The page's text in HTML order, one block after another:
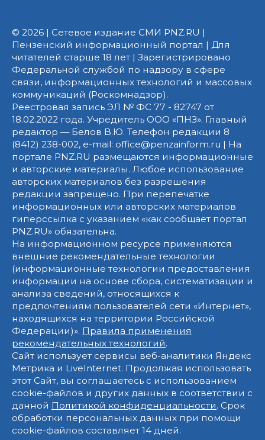
© 2026 | Сетевое издание СМИ PNZ.RU |
Пензенский информационный портал | Для
читателей старше 18 лет | Зарегистрировано
Федеральной службой по надзору в сфере
связи, информационных технологий и массовых
коммуникаций (Роскомнадзор).
Реестровая запись ЭЛ № ФС 77 - 82747 от
18.02.2022 года. Учредитель ООО «ПНЗ». Главный
редактор — Белов В.Ю. Телефон редакции 8
(8412) 238-002, e-mail: office@penzainform.ru | На
портале PNZ.RU размещаются информационные
и авторские материалы. Любое использование
авторских материалов без разрешения
редакции запрещено. При перепечатке
информационных или авторских материалов
гиперссылка с указанием «как сообщает портал
PNZ.RU» обязательна.
На информационном ресурсе применяются
внешние рекомендательные технологии
(информационные технологии предоставления
информации на основе сбора, систематизации и
анализа сведений, относящихся к
предпочтениям пользователей сети «Интернет»,
находящихся на территории Российской
Федерации)». Правила применения
рекомендательных технологий.
Сайт использует сервисы веб-аналитики Яндекс
Метрика и LiveInternet. Продолжая использовать
этот Сайт, вы соглашаетесь с использованием
cookie-файлов и других данных в соответствии с
данной Политикой конфиденциальности. Срок
обработки персональных данных при помощи
cookie-файлов составляет 14 дней.